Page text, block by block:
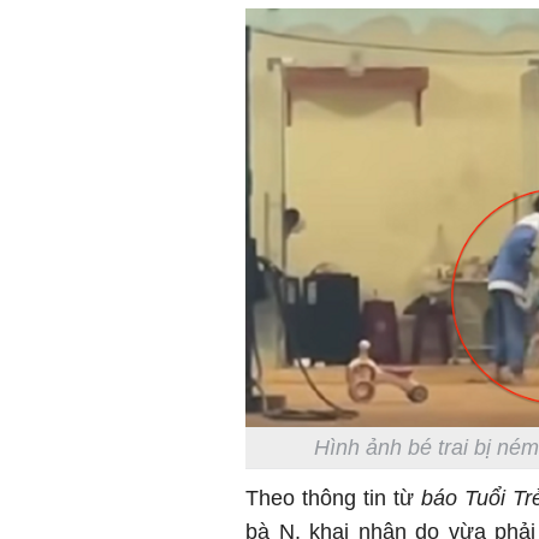
Hình ảnh bé trai bị
Theo thông tin từ báo Tuổi
bà N. khai nhận do vừa